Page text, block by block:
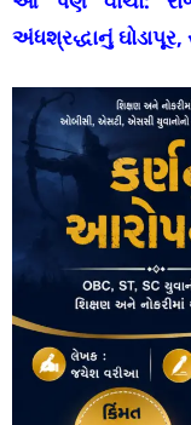
અંધશ્રદ્ધાનું